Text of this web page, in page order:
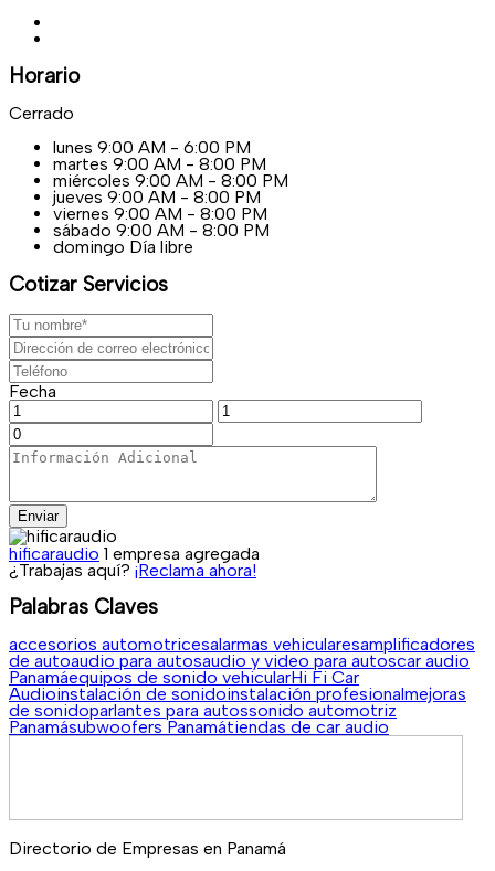
Horario
Cerrado
lunes 9:00 AM - 6:00 PM
martes 9:00 AM - 8:00 PM
miércoles 9:00 AM - 8:00 PM
jueves 9:00 AM - 8:00 PM
viernes 9:00 AM - 8:00 PM
sábado 9:00 AM - 8:00 PM
domingo Día libre
Cotizar Servicios
Fecha
Enviar
hificaraudio 1 empresa agregada
¿Trabajas aquí? ¡Reclama ahora!
Palabras Claves
accesorios automotricesalarmas vehicularesamplificadores
de autoaudio para autosaudio y video para autoscar audio
Panamáequipos de sonido vehicularHi Fi Car
Audioinstalación de sonidoinstalación profesionalmejoras
de sonidoparlantes para autossonido automotriz
Panamásubwoofers Panamátiendas de car audio
Directorio de Empresas en Panamá